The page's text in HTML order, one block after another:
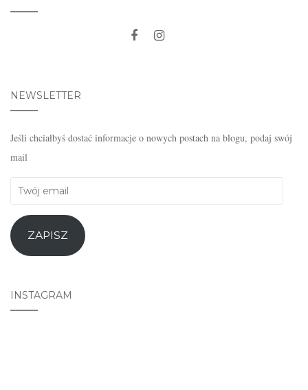
NEWSLETTER
Jeśli chciałbyś dostać informacje o nowych postach na blogu, podaj swój
mail
Twój
ZAPISZ
INSTAGRAM